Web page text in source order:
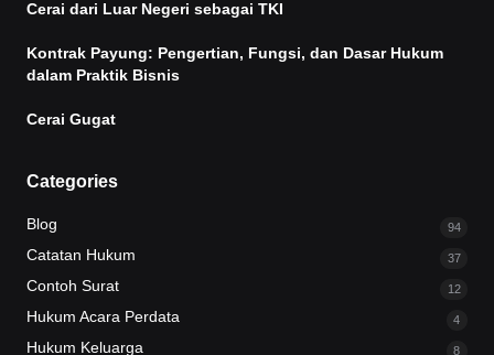
Cerai dari Luar Negeri sebagai TKI
Kontrak Payung: Pengertian, Fungsi, dan Dasar Hukum
dalam Praktik Bisnis
Cerai Gugat
Categories
Blog 94
Catatan Hukum 37
Contoh Surat 12
Hukum Acara Perdata 4
Hukum Keluarga 8